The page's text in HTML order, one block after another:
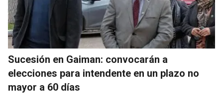
Sucesión en Gaiman: convocarán a
elecciones para intendente en un plazo no
mayor a 60 días